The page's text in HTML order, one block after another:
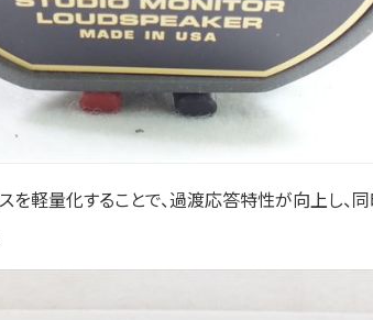
を軽量化することで、過渡応答特性が向上し、